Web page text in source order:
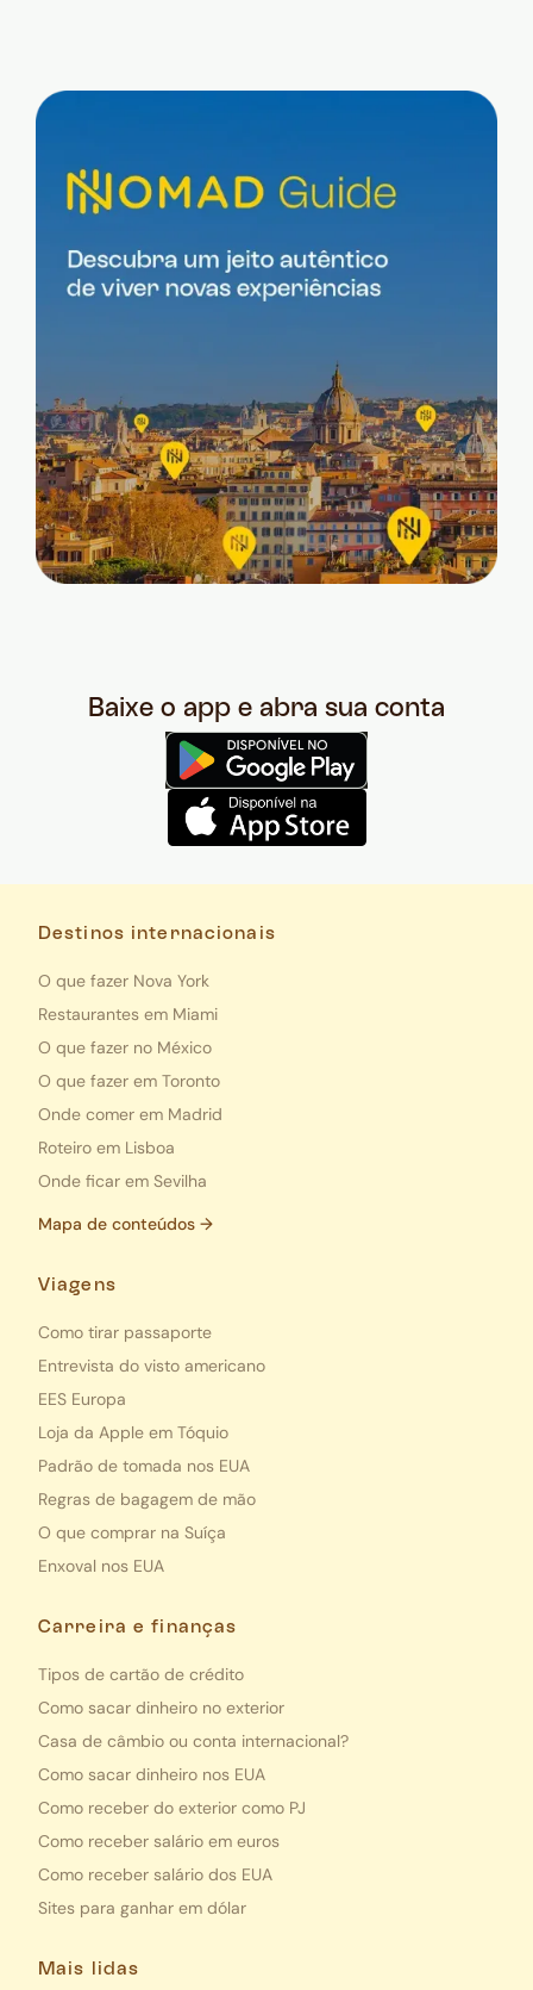
Baixe o app e abra sua conta
Destinos internacionais
O que fazer Nova York
Restaurantes em Miami
O que fazer no México
O que fazer em Toronto
Onde comer em Madrid
Roteiro em Lisboa
Onde ficar em Sevilha
Mapa de conteúdos →
Viagens
Como tirar passaporte
Entrevista do visto americano
EES Europa
Loja da Apple em Tóquio
Padrão de tomada nos EUA
Regras de bagagem de mão
O que comprar na Suíça
Enxoval nos EUA
Carreira e finanças
Tipos de cartão de crédito
Como sacar dinheiro no exterior
Casa de câmbio ou conta internacional?
Como sacar dinheiro nos EUA
Como receber do exterior como PJ
Como receber salário em euros
Como receber salário dos EUA
Sites para ganhar em dólar
Mais lidas